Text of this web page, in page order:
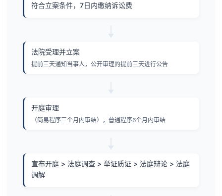
符合立案条件，7日内缴纳诉讼费
法院受理并立案
提前三天通知当事人，公开审理的提前三天进行公告
开庭审理
（简易程序三个月内审结），普通程序6个月内审结
宣布开庭 > 法庭调查 > 举证质证 > 法庭辩论 > 法庭
调解